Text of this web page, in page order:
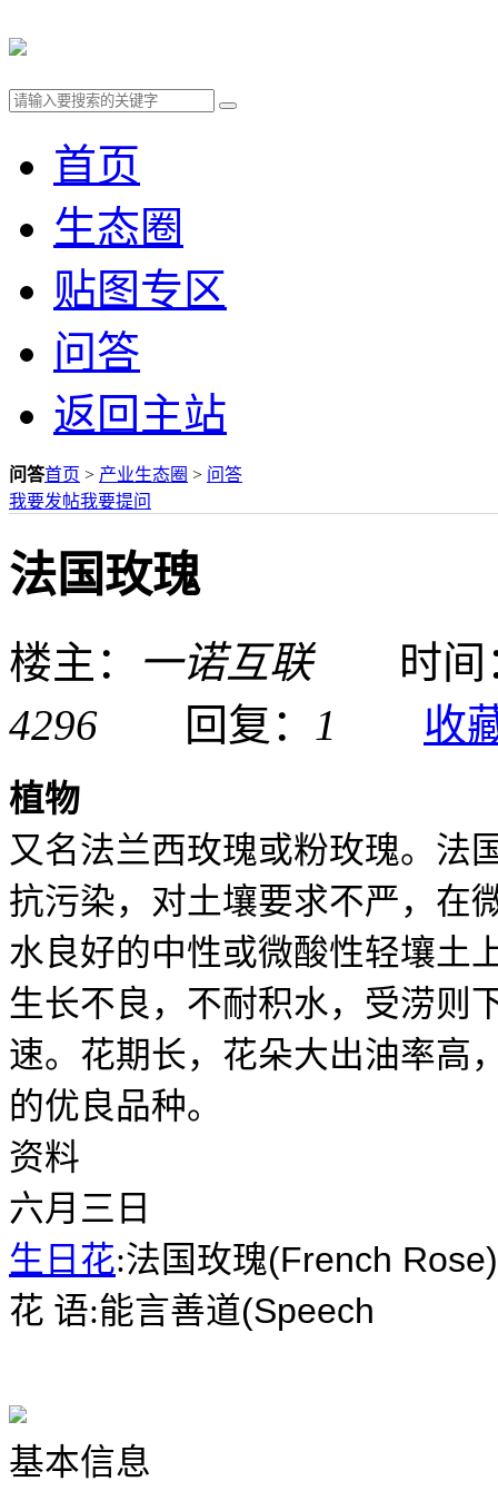
首页
生态圈
贴图专区
问答
返回主站
问答首页 > 产业生态圈 > 问答
我要发帖我要提问
法国玫瑰
楼主： 一诺互联时间：
4296 回复： 1 收
植物
又名法兰西玫瑰或粉玫瑰。法
抗污染，对土壤要求不严，在
水良好的中性或微酸性轻壤土
生长不良，不耐积水，受涝则
速。花期长，花朵大出油率高
的优良品种。
资料
六月三日
生日花:法国玫瑰(French Rose)
花 语:能言善道(Speech
基本信息